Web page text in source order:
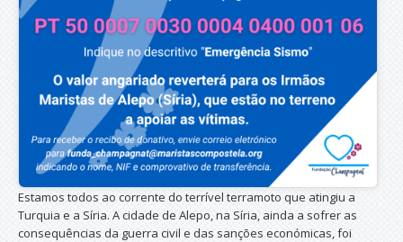
Estamos todos ao corrente do terrível terramoto que atingiu a
Turquia e a Síria. A cidade de Alepo, na Síria, ainda a sofrer as
consequências da guerra civil e das sanções económicas, foi